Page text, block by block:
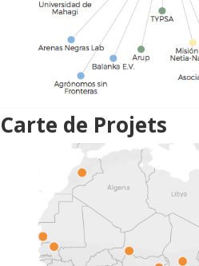
Carte de Projets